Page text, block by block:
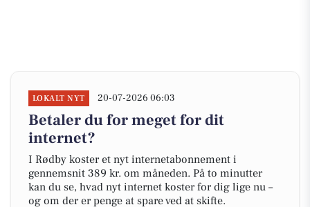
LOKALT NYT 20-07-2026 06:03
Betaler du for meget for dit
internet?
I Rødby koster et nyt internetabonnement i
gennemsnit 389 kr. om måneden. På to minutter
kan du se, hvad nyt internet koster for dig lige nu –
og om der er penge at spare ved at skifte.